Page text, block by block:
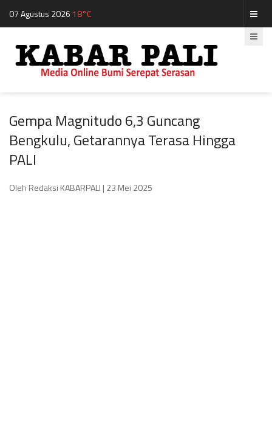
07 Agustus 2026 18°C
Gempa Magnitudo 6,3 Guncang
Bengkulu, Getarannya Terasa Hingga
PALI
Oleh Redaksi KABARPALI | 23 Mei 2025